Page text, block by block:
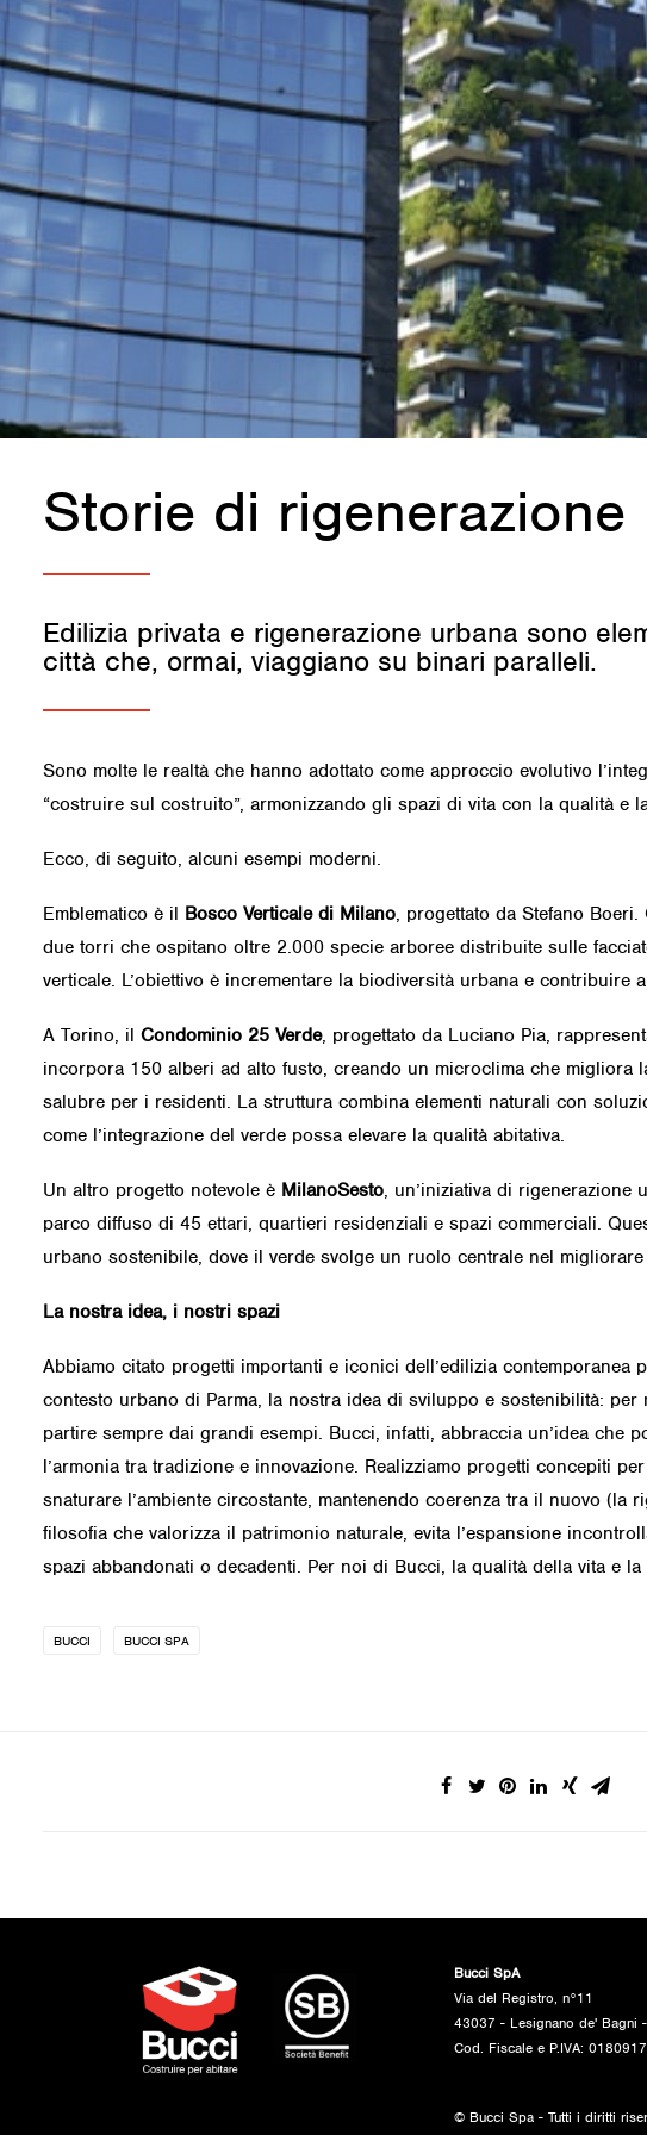
Storie di rigenerazione
Edilizia privata e rigenerazione urbana sono
città che, ormai, viaggiano su binari paralleli.
Sono molte le realtà che hanno adottato come approccio evolutivo
“costruire sul costruito”, armonizzando gli spazi di vita con la qualità e
Ecco, di seguito, alcuni esempi moderni.
Emblematico è il Bosco Verticale di Milano, progettato da Stefano
due torri che ospitano oltre 2.000 specie arboree distribuite sulle
verticale. L’obiettivo è incrementare la biodiversità urbana e contribuire
A Torino, il Condominio 25 Verde, progettato da Luciano Pia,
incorpora 150 alberi ad alto fusto, creando un microclima che migliora
salubre per i residenti. La struttura combina elementi naturali con
come l’integrazione del verde possa elevare la qualità abitativa.
Un altro progetto notevole è MilanoSesto, un’iniziativa di rigenerazione
parco diffuso di 45 ettari, quartieri residenziali e spazi commerciali.
urbano sostenibile, dove il verde svolge un ruolo centrale nel
La nostra idea, i nostri spazi
Abbiamo citato progetti importanti e iconici dell’edilizia contemporanea
contesto urbano di Parma, la nostra idea di sviluppo e sostenibilità:
partire sempre dai grandi esempi. Bucci, infatti, abbraccia un’idea che
l’armonia tra tradizione e innovazione. Realizziamo progetti concepiti
snaturare l’ambiente circostante, mantenendo coerenza tra il nuovo (la
filosofia che valorizza il patrimonio naturale, evita l’espansione
spazi abbandonati o decadenti. Per noi di Bucci, la qualità della vita e
BUCCI BUCCI SPA
Bucci SpA
Via del Registro, n°11
43037 - Lesignano de' Bagni
Cod. Fiscale e P.IVA:
© Bucci Spa - Tutti i diritti